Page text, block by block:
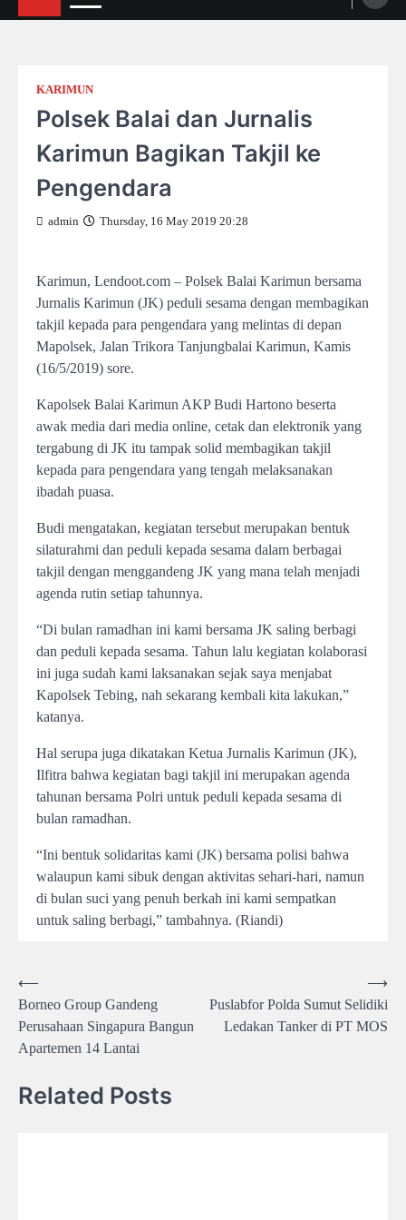
KARIMUN
Polsek Balai dan Jurnalis
Karimun Bagikan Takjil ke
Pengendara
admin Thursday, 16 May 2019 20:28
Karimun, Lendoot.com – Polsek Balai Karimun bersama
Jurnalis Karimun (JK) peduli sesama dengan membagikan
takjil kepada para pengendara yang melintas di depan
Mapolsek, Jalan Trikora Tanjungbalai Karimun, Kamis
(16/5/2019) sore.
Kapolsek Balai Karimun AKP Budi Hartono beserta
awak media dari media online, cetak dan elektronik yang
tergabung di JK itu tampak solid membagikan takjil
kepada para pengendara yang tengah melaksanakan
ibadah puasa.
Budi mengatakan, kegiatan tersebut merupakan bentuk
silaturahmi dan peduli kepada sesama dalam berbagai
takjil dengan menggandeng JK yang mana telah menjadi
agenda rutin setiap tahunnya.
“Di bulan ramadhan ini kami bersama JK saling berbagi
dan peduli kepada sesama. Tahun lalu kegiatan kolaborasi
ini juga sudah kami laksanakan sejak saya menjabat
Kapolsek Tebing, nah sekarang kembali kita lakukan,”
katanya.
Hal serupa juga dikatakan Ketua Jurnalis Karimun (JK),
Ilfitra bahwa kegiatan bagi takjil ini merupakan agenda
tahunan bersama Polri untuk peduli kepada sesama di
bulan ramadhan.
“Ini bentuk solidaritas kami (JK) bersama polisi bahwa
walaupun kami sibuk dengan aktivitas sehari-hari, namun
di bulan suci yang penuh berkah ini kami sempatkan
untuk saling berbagi,” tambahnya. (Riandi)
Post
navigation
⟵
Borneo Group Gandeng
Perusahaan Singapura Bangun
Apartemen 14 Lantai
Puslabfor Polda Sumut Selidiki
Ledakan Tanker di PT MOS
⟶
Related Posts